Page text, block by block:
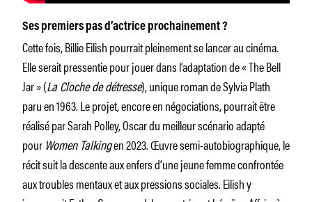
Ses premiers pas d’actrice prochainement ?
Cette fois, Billie Eilish pourrait pleinement se lancer au cinéma.
Elle serait pressentie pour jouer dans l’adaptation de « The Bell
Jar » (La Cloche de détresse), unique roman de Sylvia Plath
paru en 1963. Le projet, encore en négociations, pourrait être
réalisé par Sarah Polley, Oscar du meilleur scénario adapté
pourWomen Talkingen 2023. Œuvre semi-autobiographique, le
récit suit la descente aux enfers d’une jeune femme confrontée
aux troubles mentaux et aux pressions sociales. Eilish y